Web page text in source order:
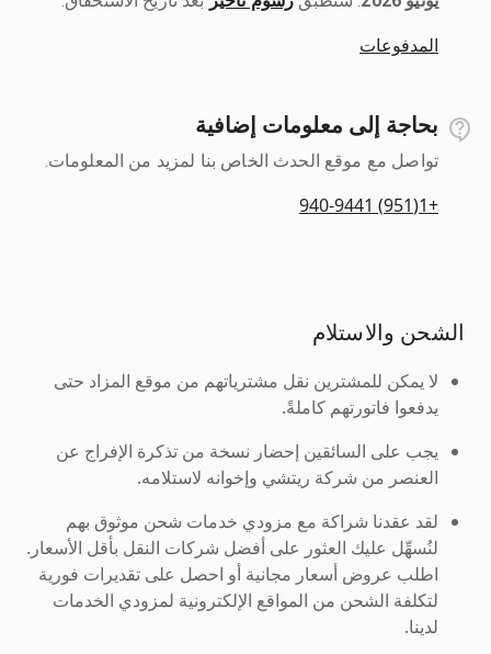
المدفوعات
بحاجة إلى معلومات إضافية
تواصل مع موقع الحدث الخاص بنا لمزيد من المعلومات.
+1(951) 940-9441
الشحن والاستلام
لا يمكن للمشترين نقل مشترياتهم من موقع المزاد حتى
يدفعوا فاتورتهم كاملةً.
يجب على السائقين إحضار نسخة من تذكرة الإفراج عن
العنصر من شركة ريتشي وإخوانه لاستلامه.
لقد عقدنا شراكة مع مزودي خدمات شحن موثوق بهم
لنُسهِّل عليك العثور على أفضل شركات النقل بأقل الأسعار.
اطلب عروض أسعار مجانية أو احصل على تقديرات فورية
لتكلفة الشحن من المواقع الإلكترونية لمزودي الخدمات
لدينا.